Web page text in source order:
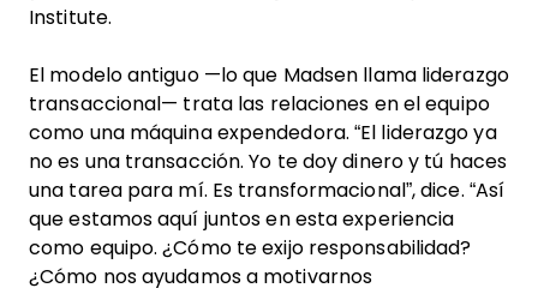
Institute.
El modelo antiguo —lo que Madsen llama liderazgo
transaccional— trata las relaciones en el equipo
como una máquina expendedora. “El liderazgo ya
no es una transacción. Yo te doy dinero y tú haces
una tarea para mí. Es transformacional”, dice. “Así
que estamos aquí juntos en esta experiencia
como equipo. ¿Cómo te exijo responsabilidad?
¿Cómo nos ayudamos a motivarnos